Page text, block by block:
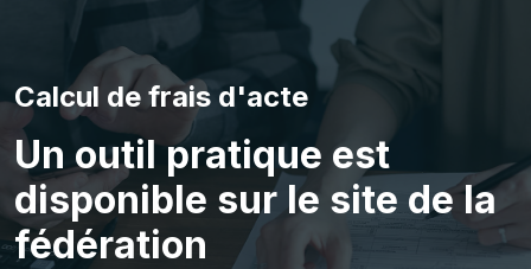
Calcul de frais d'acte
Un outil pratique est
disponible sur le site de la
fédération